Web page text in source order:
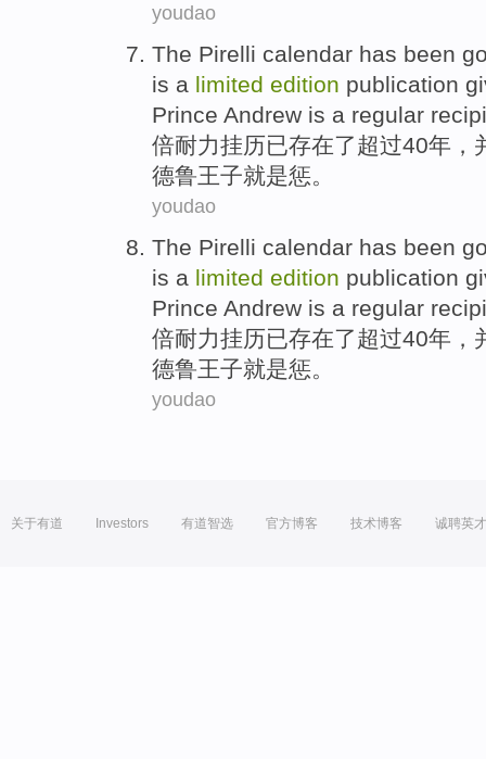
youdao
The Pirelli calendar has been
is a limited edition publication
Prince Andrew is a regular
倍耐力挂历已存在了超过40年 ，
德鲁王子就是惩。
youdao
The Pirelli calendar has been
is a limited edition publication
Prince Andrew is a regular
倍耐力挂历已存在了超过40年 ，
德鲁王子就是惩。
youdao
关于有道 Investors 有道智选 官方博客 技术博客 诚聘英才